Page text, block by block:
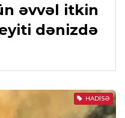
əvvəl itkin
dənizdə
HADISƏ